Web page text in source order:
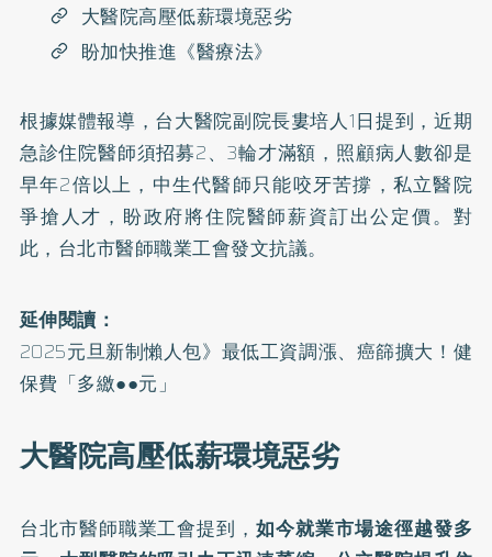
大醫院高壓低薪環境惡劣
盼加快推進《醫療法》
根據媒體報導，台大醫院副院長婁培人1日提到，近期
急診住院醫師須招募2、3輪才滿額，照顧病人數卻是
早年2倍以上，中生代醫師只能咬牙苦撐，私立醫院
爭搶人才，盼政府將住院醫師薪資訂出公定價。對
此，台北市醫師職業工會發文抗議。
延伸閱讀：
2025元旦新制懶人包》最低工資調漲、癌篩擴大！健
保費「多繳●●元」
大醫院高壓低薪環境惡劣
台北市醫師職業工會提到，如今就業市場途徑越發多